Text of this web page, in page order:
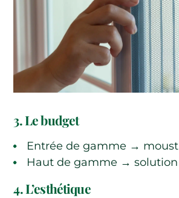
3. Le budget
Entrée de gamme →
Haut de gamme →
4. L’esthétique